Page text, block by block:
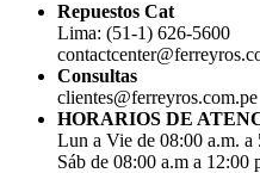
Repuestos Cat
Lima: (51-1) 626-5600
Consultas
clientes@ferreyros.com.pe
HORARIOS DE
Lun a Vie de 08:00 a.m. a
Sáb de 08:00 a.m a 12:00